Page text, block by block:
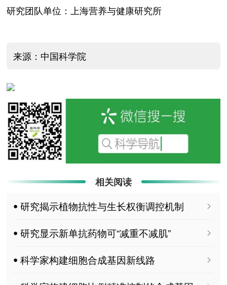
研究团队单位：上海营养与健康研究所
来源：中国科学院
相关阅读
ꔷ 研究揭示植物抗性与生长权衡调控机制
ꔷ 研究显示新单抗药物可“减重不减肌”
ꔷ 科学家构建细胞合成基因新线路